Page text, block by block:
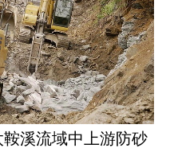
溪流域中上游防砂